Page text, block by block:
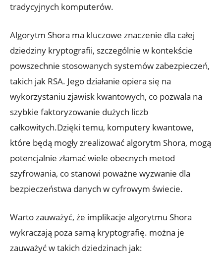
tradycyjnych komputerów.
Algorytm Shora ma kluczowe znaczenie dla całej
dziedziny kryptografii, szczególnie w kontekście
powszechnie stosowanych systemów zabezpieczeń,
takich jak RSA. Jego działanie opiera się na
wykorzystaniu zjawisk kwantowych, co pozwala na
szybkie faktoryzowanie dużych liczb
całkowitych.Dzięki temu, komputery kwantowe,
które będą mogły zrealizować algorytm Shora, mogą
potencjalnie złamać wiele obecnych metod
szyfrowania, co stanowi poważne wyzwanie dla
bezpieczeństwa danych w cyfrowym świecie.
Warto zauważyć, że implikacje algorytmu Shora
wykraczają poza samą kryptografię. można je
zauważyć w takich dziedzinach jak: